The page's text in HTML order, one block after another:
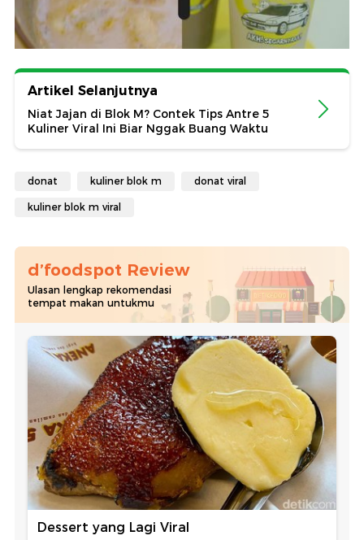
Artikel Selanjutnya
Niat Jajan di Blok M? Contek Tips Antre 5
Kuliner Viral Ini Biar Nggak Buang Waktu
donat kuliner blok m donat viral
kuliner blok m viral
d’foodspot Review
Ulasan lengkap rekomendasi
tempat makan untukmu
Dessert yang Lagi Viral